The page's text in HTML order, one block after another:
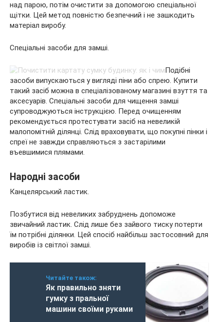
над парою, потім очистити за допомогою спеціальної
щітки. Цей метод повністю безпечний і не зашкодить
матеріал виробу.
Спеціальні засоби для замші.
Подібні
засоби випускаються у вигляді піни або спрею. Купити
такий засіб можна в спеціалізованому магазині взуття та
аксесуарів. Спеціальні засоби для чищення замші
супроводжуються інструкцією. Перед очищенням
рекомендується протестувати засіб на невеликій
малопомітній ділянці. Слід враховувати, що покупні пінки і
спреї не завжди справляються з застарілими
въевшимися плямами.
Народні засоби
Канцелярський ластик.
Позбутися від невеликих забруднень допоможе
звичайний ластик. Слід лише без зайвого тиску потерти
їм потрібні ділянки. Цей спосіб найбільш застосовний для
виробів із світлої замші.
Читайте також:
Як правильно зняти
гумку з пральної
машини своїми руками